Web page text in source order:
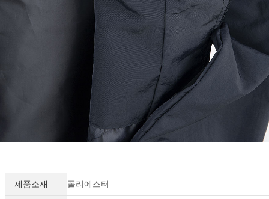
제품소재 폴리에스터